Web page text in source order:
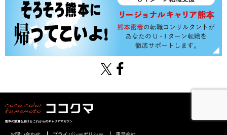
熊本の熱量を届けるこれからのキャリアマガジン